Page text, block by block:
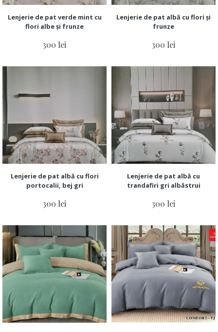
Lenjerie de pat verde mint cu
flori albe și frunze
300 lei
Lenjerie de pat albă cu flori și
frunze
300 lei
Lenjerie de pat albă cu flori
portocalii, bej gri
300 lei
Lenjerie de pat albă cu
trandafiri gri albăstrui
300 lei